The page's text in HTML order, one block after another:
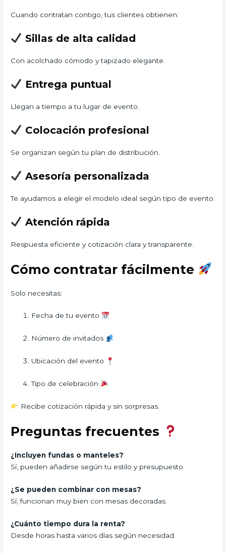
Cuando contratan contigo, tus clientes obtienen:
Sillas de alta calidad
Con acolchado cómodo y tapizado elegante.
Entrega puntual
Llegan a tiempo a tu lugar de evento.
Colocación profesional
Se organizan según tu plan de distribución.
Asesoría personalizada
Te ayudamos a elegir el modelo ideal según tipo de evento.
Atención rápida
Respuesta eficiente y cotización clara y transparente.
Cómo contratar fácilmente
Solo necesitas:
Fecha de tu evento
Número de invitados
Ubicación del evento
Tipo de celebración
Recibe cotización rápida y sin sorpresas.
Preguntas frecuentes
¿Incluyen fundas o manteles?
Sí, pueden añadirse según tu estilo y presupuesto.
¿Se pueden combinar con mesas?
Sí, funcionan muy bien con mesas decoradas.
¿Cuánto tiempo dura la renta?
Desde horas hasta varios días según necesidad.